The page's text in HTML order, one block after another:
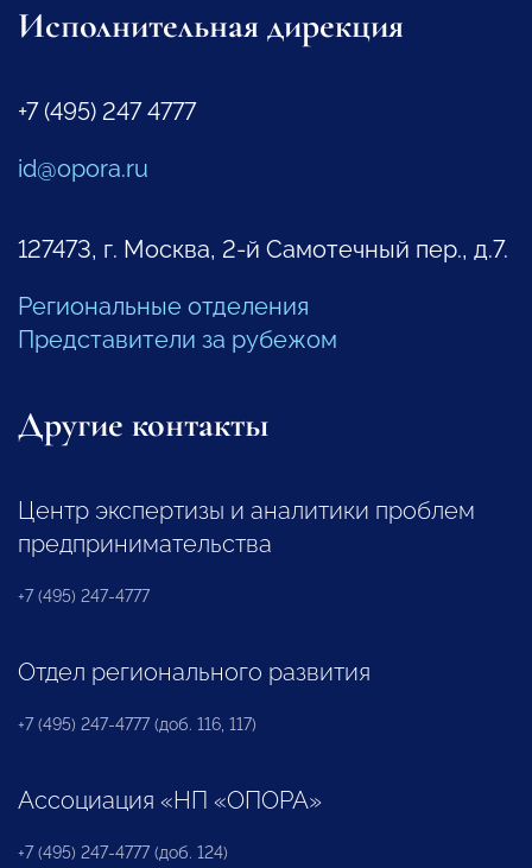
Исполнительная дирекция
+7 (495) 247 4777
id@opora.ru
127473, г. Москва, 2-й Самотечный пер., д.7.
Региональные отделения
Представители за рубежом
Другие контакты
Центр экспертизы и аналитики проблем
предпринимательства
+7 (495) 247-4777
Отдел регионального развития
+7 (495) 247-4777 (доб. 116, 117)
Ассоциация «НП «ОПОРА»
+7 (495) 247-4777 (доб. 124)